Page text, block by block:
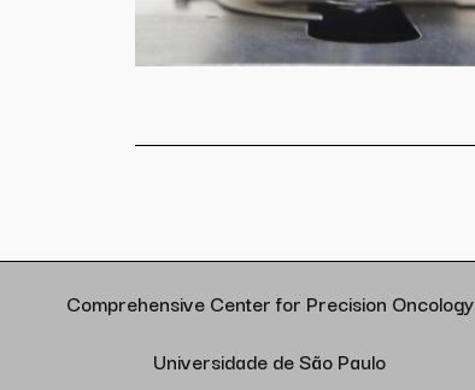
Comprehensive Center for Precision Oncology
Universidade de São Paulo